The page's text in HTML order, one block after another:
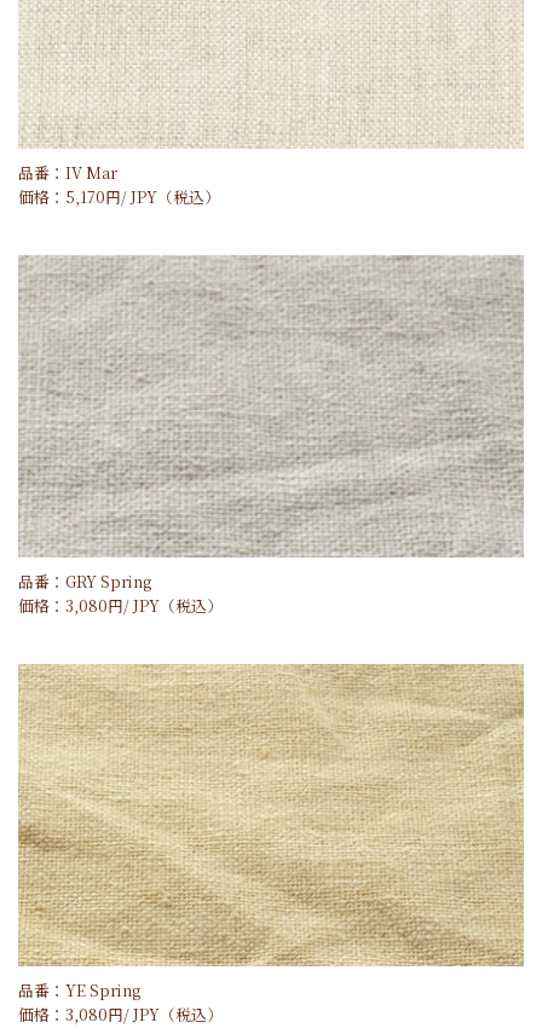
品番：IV Mar
価格： 5,170円/JPY （税込）
品番：GRY Spring
価格： 3,080円/JPY （税込）
品番：YE Spring
価格： 3,080円/JPY （税込）